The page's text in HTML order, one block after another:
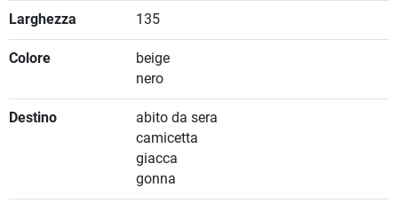
Larghezza 135
Colore
beige
nero
Destino
abito da sera
camicetta
giacca
gonna